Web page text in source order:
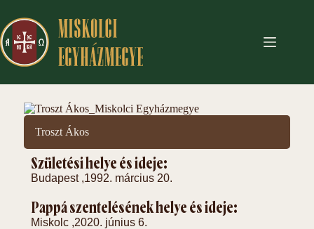
Troszt Ákos
Születési helye és ideje:
Budapest ,1992. március 20.
Pappá szentelésének helye és ideje:
Miskolc ,2020. június 6.